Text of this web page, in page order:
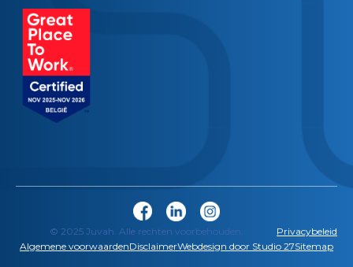
© 2025 Juvah. Alle rechten voorbehouden.
Privacybeleid
Algemene voorwaardenDisclaimerWebdesign door Studio 27Sitemap